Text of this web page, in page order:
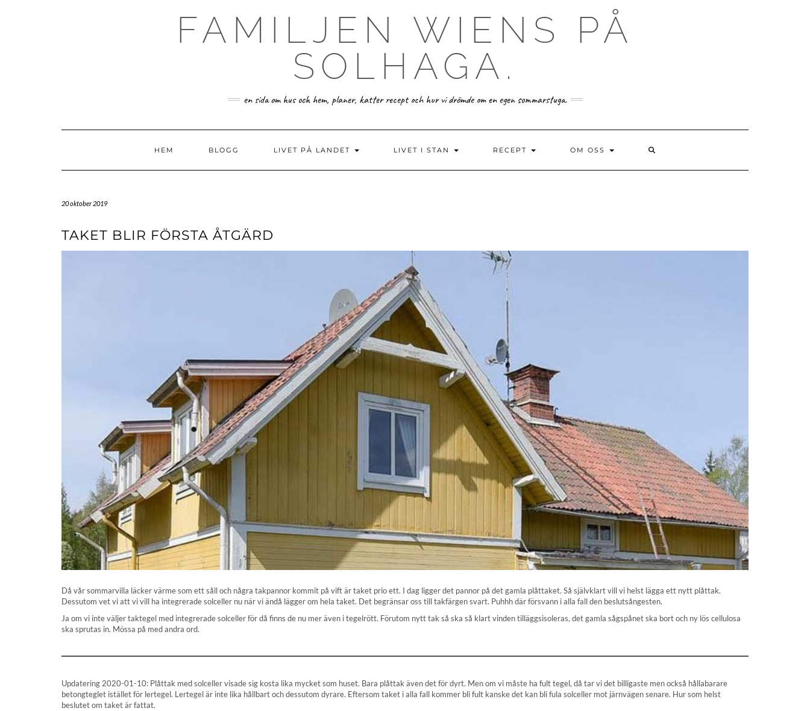
FAMILJEN WIENS PÅ
SOLHAGA.
en sida om hus och hem, planer, katter recept och hur vi drömde om en egen sommarstuga.
HEM BLOGG LIVET PÅ LANDET LIVET I STAN RECEPT OM OSS
20 oktober 2019
TAKET BLIR FÖRSTA ÅTGÄRD
Då vår sommarvilla läcker värme som ett såll och några takpannor kommit på vift är taket prio ett. I dag ligger det pannor på det gamla plåttaket. Så självklart vill vi helst lägga ett nytt plåttak.
Dessutom vet vi att vi vill ha integrerade solceller nu när vi ändå lägger om hela taket. Det begränsar oss till takfärgen svart. Puhhh där försvann i alla fall den beslutsångesten.
Ja om vi inte väljer taktegel med integrerade solceller för då finns de nu mer även i tegelrött. Förutom nytt tak så ska så klart vinden tilläggsisoleras, det gamla sågspånet ska bort och ny lös cellulosa
ska sprutas in. Mössa på med andra ord.
Updatering 2020-01-10: Plåttak med solceller visade sig kosta lika mycket som huset. Bara plåttak även det för dyrt. Men om vi måste ha fult tegel, då tar vi det billigaste men också hållabarare
betongteglet istället för lertegel. Lertegel är inte lika hållbart och dessutom dyrare. Eftersom taket i alla fall kommer bli fult kanske det kan bli fula solceller mot järnvägen senare. Hur som helst
beslutet om taket är fattat.